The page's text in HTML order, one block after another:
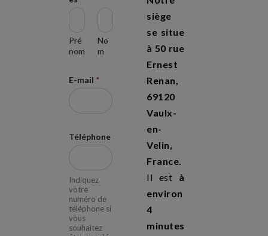
Pré
nom
No
m
E-mail *
Téléphone
Indiquez
votre
numéro de
téléphone si
vous
souhaitez
siège
se situe
à 50 rue
Ernest
Renan,
69120
Vaulx-
en-
Velin,
France.
Il est à
environ
4
minutes